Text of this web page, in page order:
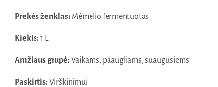
Prekės ženklas:Mėmelio fermentuotas
Kiekis:1 L
Amžiaus grupė:Vaikams, paaugliams, suaugusiems
Paskirtis:Virškinimui